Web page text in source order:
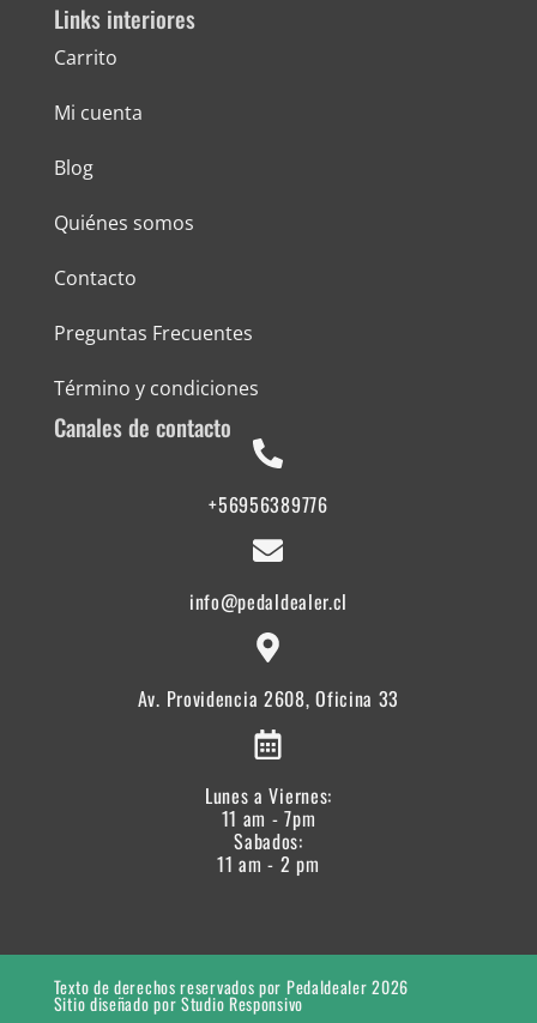
Links interiores
Carrito
Mi cuenta
Blog
Quiénes somos
Contacto
Preguntas Frecuentes
Término y condiciones
Canales de contacto
+56956389776
info@pedaldealer.cl
Av. Providencia 2608, Oficina 33
Lunes a Viernes:
11 am - 7pm
Sabados:
11 am - 2 pm
Texto de derechos reservados por Pedaldealer 2026
Sitio diseñado por Studio Responsivo